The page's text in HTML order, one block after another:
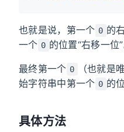
也就是说，第一个 0 的
一个 0 的位置“右移一位”
最终第一个 0 （也就是
始字符串中第一个 0 的
具体方法